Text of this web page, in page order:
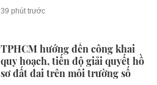
39 phút trước
TPHCM hướng đến công khai
quy hoạch, tiến độ giải quyết hồ
sơ đất đai trên môi trường số